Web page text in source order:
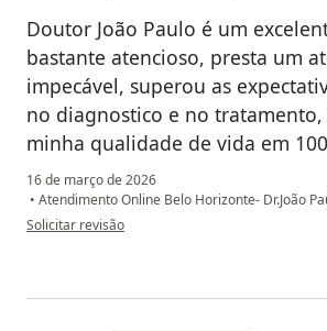
Doutor João Paulo é um
bastante atencioso, presta um
impecável, superou as
no diagnostico e no
minha qualidade de vida em
16 de março de 2026
• Atendimento Online Belo Horizonte- Dr.João
na opinião do utilizador RC
Solicitar revisão